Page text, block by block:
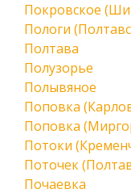
Покровское
Пологи
Полтава
Полузорье
Полывяное
Поповка
Поповка
Потоки
Поточек
Почаевка